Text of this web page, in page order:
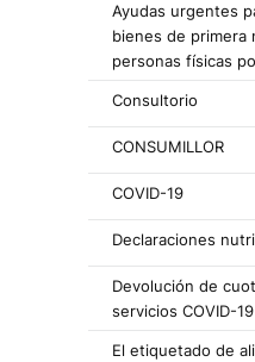
Ayudas urgentes
bienes de primera
personas físicas
Consultorio
CONSUMILLOR
COVID-19
Declaraciones
Devolución de
servicios COVID-19
El etiquetado de